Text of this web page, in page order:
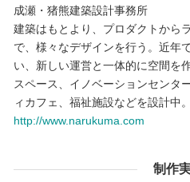
成瀬・猪熊建築設計事務所
建築はもとより、プロダクトから
で、様々なデザインを行う。近年
い、新しい運営と一体的に空間を
スペース、イノベーションセンタ
ィカフェ、福祉施設などを設計中。
http://www.narukuma.com
制作